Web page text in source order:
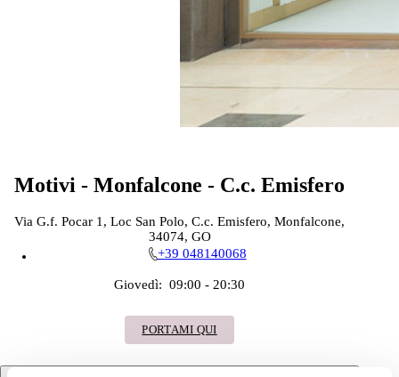
Motivi - Monfalcone - C.c. Emisfero
Via G.f. Pocar 1, Loc San Polo, C.c. Emisfero, Monfalcone,
34074, GO
+39 048140068
Giovedì: 09:00 - 20:30
PORTAMI QUI